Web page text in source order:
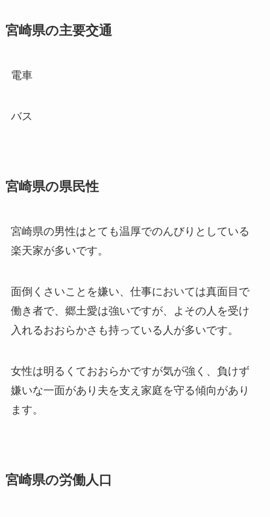
宮崎県の主要交通
電車
バス
宮崎県の県民性
宮崎県の男性はとても温厚でのんびりとしている
楽天家が多いです。
面倒くさいことを嫌い、仕事においては真面目で
働き者で、郷土愛は強いですが、よその人を受け
入れるおおらかさも持っている人が多いです。
女性は明るくておおらかですが気が強く、負けず
嫌いな一面があり夫を支え家庭を守る傾向があり
ます。
宮崎県の労働人口